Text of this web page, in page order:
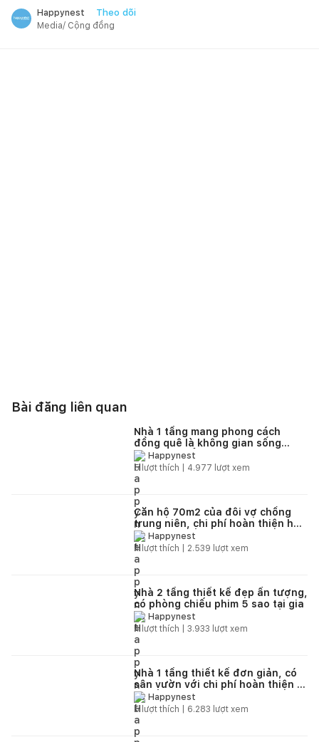
Happynest Theo dõi
Media/ Cộng đồng
Bài đăng liên quan
Nhà 1 tầng mang phong cách
đồng quê là không gian sống
tuyệt vời để tận hưởng thiên
nhiên yên bình
Happynest
5 lượt thích | 4.977 lượt xem
Căn hộ 70m2 của đôi vợ chồng
trung niên, chi phí hoàn thiện hết
350 triệu đồng
Happynest
4 lượt thích | 2.539 lượt xem
Nhà 2 tầng thiết kế đẹp ấn tượng,
có phòng chiếu phim 5 sao tại gia
Happynest
4 lượt thích | 3.933 lượt xem
Nhà 1 tầng thiết kế đơn giản, có
sân vườn với chi phí hoàn thiện 1
tỷ đồng
Happynest
5 lượt thích | 6.283 lượt xem